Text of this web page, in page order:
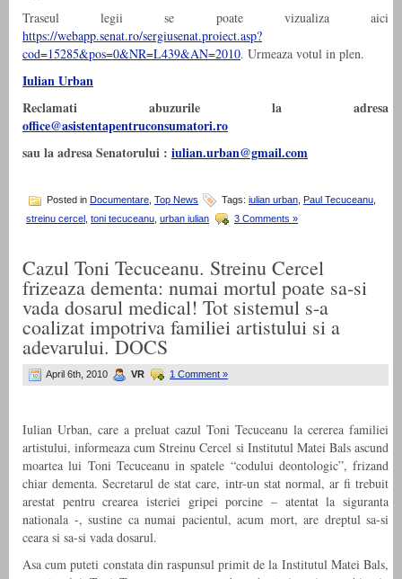
Traseul legii se poate vizualiza aici
https://webapp.senat.ro/sergiusenat.proiect.asp?
cod=15285&pos=0&NR=L439&AN=2010. Urmeaza votul in plen.
Iulian Urban
Reclamati abuzurile la adresa
office@asistentapentruconsumatori.ro
sau la adresa Senatorului : iulian.urban@gmail.com
Posted in Documentare Top News Tags: iulian urban Paul Tecuceanu
streinu cercel toni tecuceanu urban iulian 3 Comments »
Cazul Toni Tecuceanu. Streinu Cercel
frizeaza dementa: numai mortul poate sa-si
vada dosarul medical! Tot sistemul s-a
coalizat impotriva familiei artistului si a
adevarului. DOCS
April 6th, 2010 VR 1 Comment »
Iulian Urban, care a preluat cazul Toni Tecuceanu la cererea familiei
artistului, informeaza cum Streinu Cercel si Institutul Matei Bals ascund
moartea lui Toni Tecuceanu in spatele “codului deontologic”, frizand
chiar dementa. Secretarul de stat care, intr-un stat normal, ar fi trebuit
arestat pentru crearea isteriei gripei porcine – atentat la siguranta
nationala -, sustine ca numai pacientul, acum mort, are dreptul sa-si
ceara si sa-si vada dosarul.
Asa cum puteti constata din raspunsul primit de la Institutul Matei Bals,